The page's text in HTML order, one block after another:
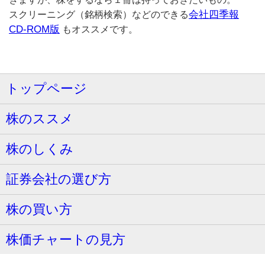
スクリーニング（銘柄検索）などのできる会社四季報
CD-ROM版 もオススメです。
トップページ
株のススメ
株のしくみ
証券会社の選び方
株の買い方
株価チャートの見方